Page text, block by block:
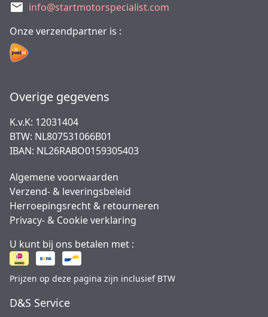
info@startmotorspecialist.com
Onze verzendpartner is :
Overige gegevens
K.v.K: 12031404
BTW: NL807531066B01
IBAN: NL26RABO0159305403
Algemene voorwaarden
Verzend- & leveringsbeleid
Herroepingsrecht & retourneren
Privacy- & Cookie verklaring
U kunt bij ons betalen met :
Prijzen op deze pagina zijn inclusief BTW
D&S Service